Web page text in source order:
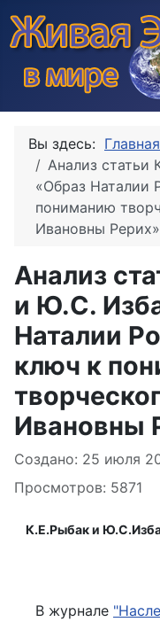
Вы здесь: Главная
Анализ статьи
«Образ Наталии
пониманию
Ивановны Рерих»
Анализ
и Ю.С.
Наталии
ключ к
Ивановны
Информация о
Создано: 25 июля
Просмотров: 5871
К.Е.Рыбак и
В журнале "